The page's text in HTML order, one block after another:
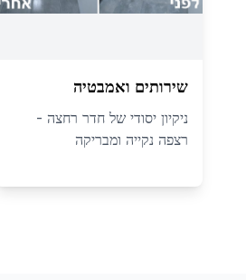
שירותים ואמבטיה
ניקיון יסודי של חדר רחצה -
רצפה נקייה ומבריקה